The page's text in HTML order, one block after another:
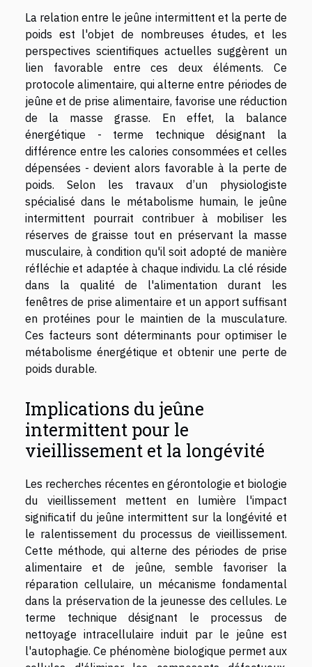
La relation entre le jeûne intermittent et la perte de
poids est l'objet de nombreuses études, et les
perspectives scientifiques actuelles suggèrent un
lien favorable entre ces deux éléments. Ce
protocole alimentaire, qui alterne entre périodes de
jeûne et de prise alimentaire, favorise une réduction
de la masse grasse. En effet, la balance
énergétique - terme technique désignant la
différence entre les calories consommées et celles
dépensées - devient alors favorable à la perte de
poids. Selon les travaux d’un physiologiste
spécialisé dans le métabolisme humain, le jeûne
intermittent pourrait contribuer à mobiliser les
réserves de graisse tout en préservant la masse
musculaire, à condition qu'il soit adopté de manière
réfléchie et adaptée à chaque individu. La clé réside
dans la qualité de l'alimentation durant les
fenêtres de prise alimentaire et un apport suffisant
en protéines pour le maintien de la musculature.
Ces facteurs sont déterminants pour optimiser le
métabolisme énergétique et obtenir une perte de
poids durable.
Implications du jeûne
intermittent pour le
vieillissement et la longévité
Les recherches récentes en gérontologie et biologie
du vieillissement mettent en lumière l'impact
significatif du jeûne intermittent sur la longévité et
le ralentissement du processus de vieillissement.
Cette méthode, qui alterne des périodes de prise
alimentaire et de jeûne, semble favoriser la
réparation cellulaire, un mécanisme fondamental
dans la préservation de la jeunesse des cellules. Le
terme technique désignant le processus de
nettoyage intracellulaire induit par le jeûne est
l'autophagie. Ce phénomène biologique permet aux